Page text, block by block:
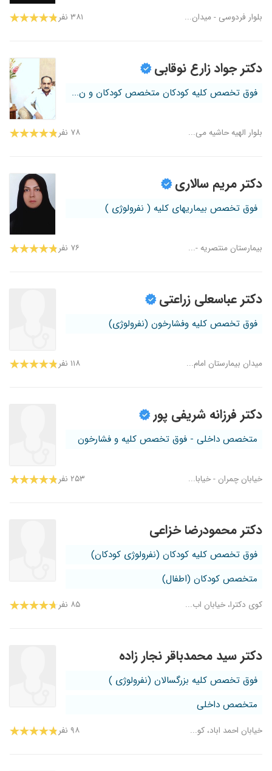
بلوار فردوسی - میدان... ۳۸۱ نفر
دکتر جواد زارع نوقابی
فوق تخصص کلیه کودکان متخصص کودکان و ن...
بلوار الهیه حاشیه می... ۷۸ نفر
دکتر مریم سالاری
فوق تخصص بیماریهای کلیه ( نفرولوژی )
بیمارستان منتصریه -... ۷۶ نفر
دکتر عباسعلی زراعتی
فوق تخصص کلیه وفشارخون (نفرولوژی)
میدان بیمارستان امام... ۱۱۸ نفر
دکتر فرزانه شریفی پور
متخصص داخلی - فوق تخصص کلیه و فشارخون
خیابان چمران - خیابا... ۲۵۳ نفر
دکتر محمودرضا خزاعی
فوق تخصص کلیه کودکان (نفرولوژی کودکان)
متخصص کودکان (اطفال)
کوی دکترا، خیابان اب... ۸۵ نفر
دکتر سید محمدباقر نجار زاده
فوق تخصص کلیه بزرگسالان (نفرولوژی )
متخصص داخلی
خیابان احمد اباد، کو... ۹۸ نفر